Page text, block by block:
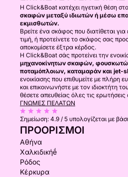
Η Click&Boat κατέχει ηγετική θέση
σκαφών μεταξύ ιδιωτών ή μέσω
εκμισθωτών.
Βρείτε ένα σκάφος που διατίθεται
τιμή, ή προτείνετε το σκάφος σας
αποκομίσετε έξτρα κέρδος.
Η Click&Boat σάς προτείνει την
μηχανοκίνητων σκαφών,
ποταμόπλοιων, καταμαράν και jet-
ενοικίασης που επιθυμείτε με πλήρη
και επικοινωνήστε με τον ιδιοκτήτη
θέσετε απευθείας όλες τις ερωτήσεις
ΓΝΏΜΕΣ ΠΕΛΑΤΏΝ
Σημείωση: 4.9 / 5 υπολογίζεται με
ΠΡΟΟΡΙΣΜΟΊ
Αθήνα
Χαλκιδικήḗ
Ρόδος
Κέρκυρα